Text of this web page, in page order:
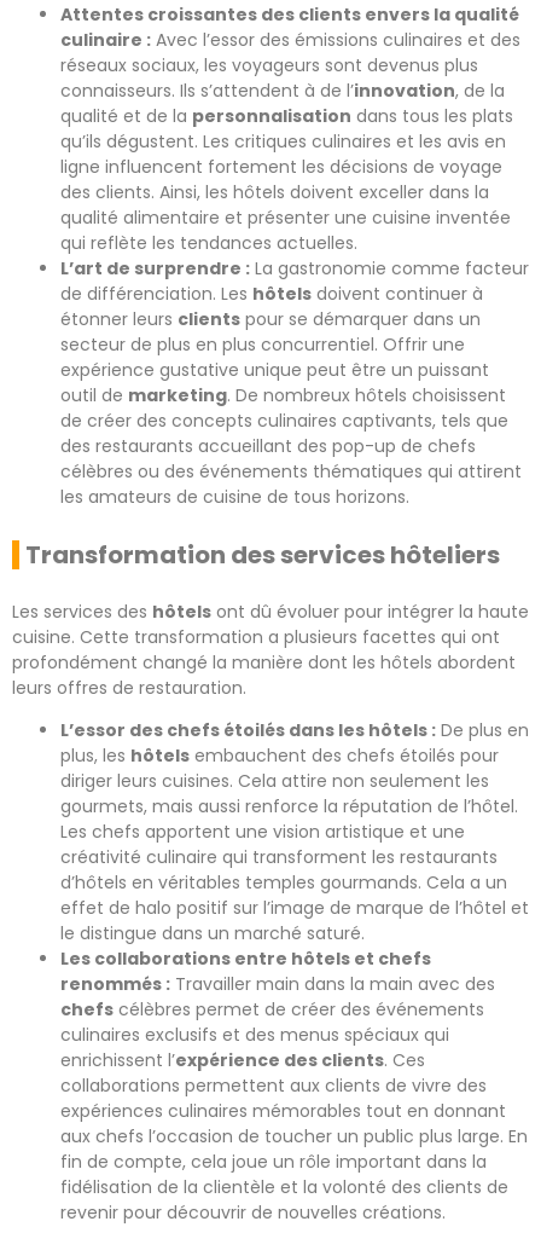
Attentes croissantes des clients envers la qualité
culinaire : Avec l’essor des émissions culinaires et des
réseaux sociaux, les voyageurs sont devenus plus
connaisseurs. Ils s’attendent à de l’innovation, de la
qualité et de la personnalisation dans tous les plats
qu’ils dégustent. Les critiques culinaires et les avis en
ligne influencent fortement les décisions de voyage
des clients. Ainsi, les hôtels doivent exceller dans la
qualité alimentaire et présenter une cuisine inventée
qui reflète les tendances actuelles.
L’art de surprendre : La gastronomie comme facteur
de différenciation. Les hôtels doivent continuer à
étonner leurs clients pour se démarquer dans un
secteur de plus en plus concurrentiel. Offrir une
expérience gustative unique peut être un puissant
outil de marketing. De nombreux hôtels choisissent
de créer des concepts culinaires captivants, tels que
des restaurants accueillant des pop-up de chefs
célèbres ou des événements thématiques qui attirent
les amateurs de cuisine de tous horizons.
Transformation des services hôteliers
Les services des hôtels ont dû évoluer pour intégrer la haute
cuisine. Cette transformation a plusieurs facettes qui ont
profondément changé la manière dont les hôtels abordent
leurs offres de restauration.
L’essor des chefs étoilés dans les hôtels : De plus en
plus, les hôtels embauchent des chefs étoilés pour
diriger leurs cuisines. Cela attire non seulement les
gourmets, mais aussi renforce la réputation de l’hôtel.
Les chefs apportent une vision artistique et une
créativité culinaire qui transforment les restaurants
d’hôtels en véritables temples gourmands. Cela a un
effet de halo positif sur l’image de marque de l’hôtel et
le distingue dans un marché saturé.
Les collaborations entre hôtels et chefs
renommés : Travailler main dans la main avec des
chefs célèbres permet de créer des événements
culinaires exclusifs et des menus spéciaux qui
enrichissent l’expérience des clients. Ces
collaborations permettent aux clients de vivre des
expériences culinaires mémorables tout en donnant
aux chefs l’occasion de toucher un public plus large. En
fin de compte, cela joue un rôle important dans la
fidélisation de la clientèle et la volonté des clients de
revenir pour découvrir de nouvelles créations.